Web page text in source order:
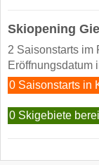
Skiopening
2 Saisonstarts im
Eröffnungsdatum
0 Saisonstarts in
0 Skigebiete